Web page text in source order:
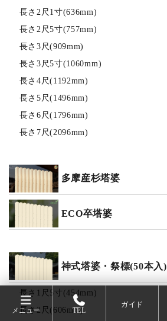
長さ2尺1寸(636mm)
長さ2尺5寸(757mm)
長さ3尺(909mm)
長さ3尺5寸(1060mm)
長さ4尺(1192mm)
長さ5尺(1496mm)
長さ6尺(1796mm)
長さ7尺(2096mm)
多摩産杉塔婆
ECO卒塔婆
神式塔婆・祭標(50本入)
長さ1尺5寸(454mm)
長さ2尺(606mm)
メニュー TEL
ガイド